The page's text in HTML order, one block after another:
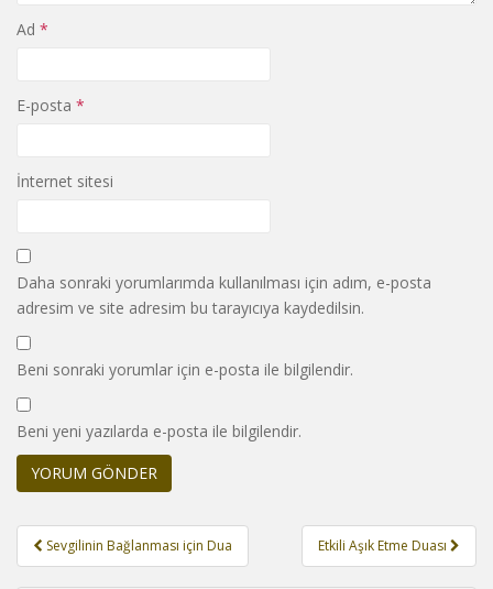
Ad *
E-posta *
İnternet sitesi
Daha sonraki yorumlarımda kullanılması için adım, e-posta
adresim ve site adresim bu tarayıcıya kaydedilsin.
Beni sonraki yorumlar için e-posta ile bilgilendir.
Beni yeni yazılarda e-posta ile bilgilendir.
Yazı
gezinmesi
Sevgilinin Bağlanması için Dua Etkili Aşık Etme Duası